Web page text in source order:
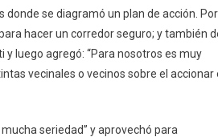
se diagramó un plan de acción. Por
hacer un corredor seguro; y también
luego agregó: “Para nosotros es muy
vecinales o vecinos sobre el accionar
seriedad” y aprovechó para